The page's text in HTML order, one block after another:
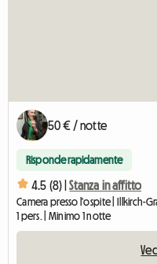
50 € / notte
Risponde rapidamente
4.5 (8) | Stanza in affitto
Camera presso l'ospite | Illkirch-
1 pers. | Minimo 1 notte